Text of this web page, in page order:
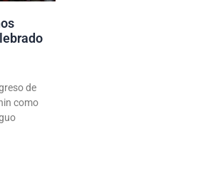
de
como